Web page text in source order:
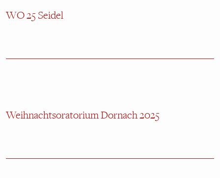
WO 25 Seidel
Weihnachtsoratorium Dornach 2025